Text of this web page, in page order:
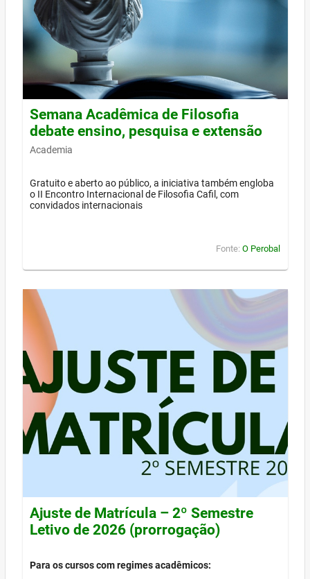
Semana Acadêmica de Filosofia
debate ensino, pesquisa e extensão
Academia
Gratuito e aberto ao público, a iniciativa também engloba
o II Encontro Internacional de Filosofia Cafil, com
convidados internacionais
Fonte: O Perobal
Ajuste de Matrícula – 2º Semestre
Letivo de 2026 (prorrogação)
Para os cursos com regimes acadêmicos: